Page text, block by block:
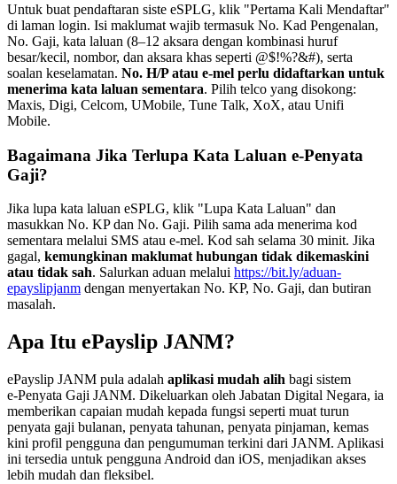
Untuk buat pendaftaran siste eSPLG, klik "Pertama Kali Mendaftar"
di laman login. Isi maklumat wajib termasuk No. Kad Pengenalan,
No. Gaji, kata laluan (8–12 aksara dengan kombinasi huruf
besar/kecil, nombor, dan aksara khas seperti @$!%?&#), serta
soalan keselamatan. No. H/P atau e-mel perlu didaftarkan untuk
menerima kata laluan sementara. Pilih telco yang disokong:
Maxis, Digi, Celcom, UMobile, Tune Talk, XoX, atau Unifi
Mobile.
Bagaimana Jika Terlupa Kata Laluan e-Penyata
Gaji?
Jika lupa kata laluan eSPLG, klik "Lupa Kata Laluan" dan
masukkan No. KP dan No. Gaji. Pilih sama ada menerima kod
sementara melalui SMS atau e-mel. Kod sah selama 30 minit. Jika
gagal, kemungkinan maklumat hubungan tidak dikemaskini
atau tidak sah. Salurkan aduan melalui https://bit.ly/aduan-
epayslipjanm dengan menyertakan No. KP, No. Gaji, dan butiran
masalah.
Apa Itu ePayslip JANM?
ePayslip JANM pula adalah aplikasi mudah alih bagi sistem
e‑Penyata Gaji JANM. Dikeluarkan oleh Jabatan Digital Negara, ia
memberikan capaian mudah kepada fungsi seperti muat turun
penyata gaji bulanan, penyata tahunan, penyata pinjaman, kemas
kini profil pengguna dan pengumuman terkini dari JANM. Aplikasi
ini tersedia untuk pengguna Android dan iOS, menjadikan akses
lebih mudah dan fleksibel.